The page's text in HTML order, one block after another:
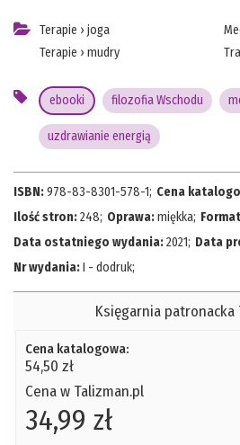
Terapie › joga
Terapie › mudry
ebooki filozofia Wschodu
uzdrawianie energią
ISBN:978-83-8301-578-1; Cena
Ilość stron:248; Oprawa:miękka;
Data ostatniego wydania:2021; Data
Nr wydania:I - dodruk;
Księgarnia patronacka
Cena katalogowa:
54,50 zł
Cena w Talizman.pl
34,99 zł